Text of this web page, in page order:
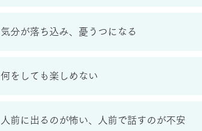
気分が落ち込み、憂うつになる
何をしても楽しめない
人前に出るのが怖い、人前で話すのが不安